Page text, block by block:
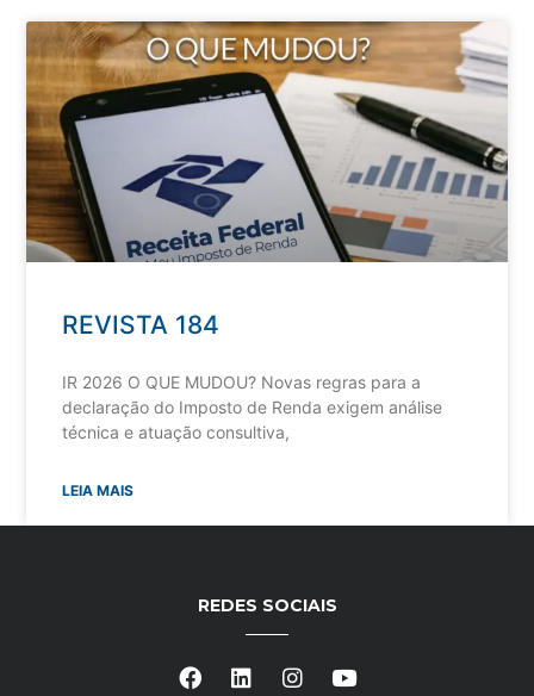
REVISTA 184
IR 2026 O QUE MUDOU? Novas regras para a
declaração do Imposto de Renda exigem análise
técnica e atuação consultiva,
LEIA MAIS
REDES SOCIAIS